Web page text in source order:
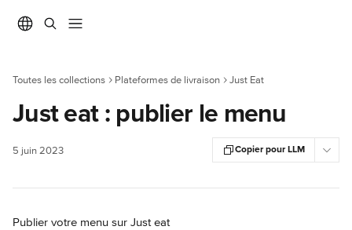
Toutes les collections Plateformes de livraison Just Eat
Just eat : publier le menu
5 juin 2023 Copier pour LLM
Publier votre menu sur Just eat